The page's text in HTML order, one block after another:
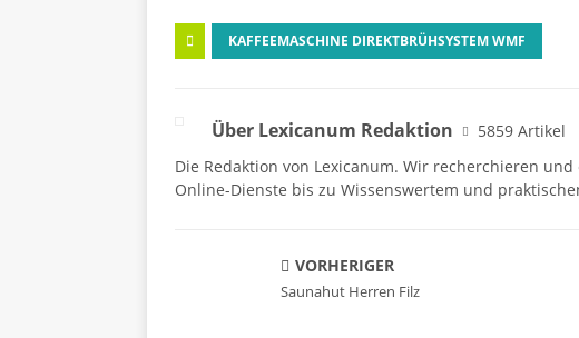
KAFFEEMASCHINE DIREKTBRÜHSYSTEM WMF
Über Lexicanum Redaktion
5859 Artikel
Die Redaktion von Lexicanum. Wir recherchieren
Online-Dienste bis zu Wissenswertem und
VORHERIGER
Saunahut Herren Filz